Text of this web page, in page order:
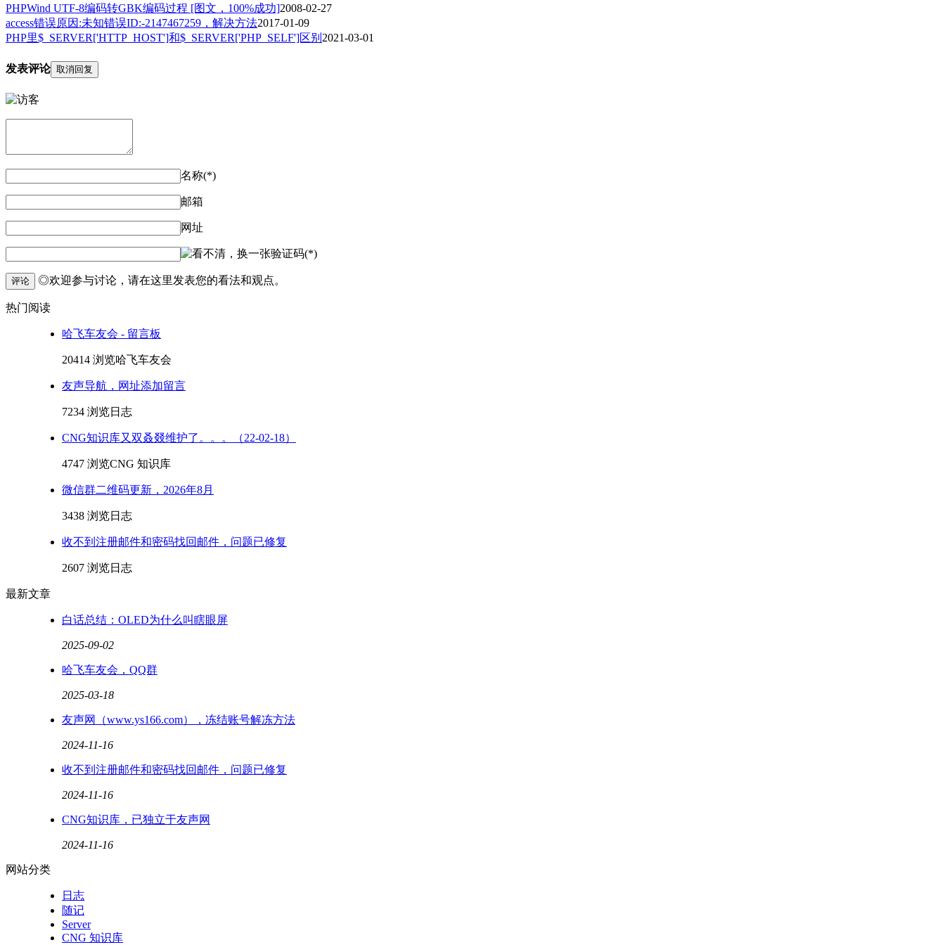
PHPWind UTF-8编码转GBK编码过程 [图文，100%成功]2008-02-27
access错误原因:未知错误ID:-2147467259，解决方法2017-01-09
PHP里$_SERVER['HTTP_HOST']和$_SERVER['PHP_SELF']区别 2021-03-01
发表评论 取消回复
名称(*)
邮箱
网址
验证码(*)
评论 ◎欢迎参与讨论，请在这里发表您的看法和观点。
热门阅读
哈飞车友会 - 留言板
20414 浏览哈飞车友会
友声导航，网址添加留言
7234 浏览日志
CNG知识库又双叒叕维护了。。。（22-02-18）
4747 浏览CNG 知识库
微信群二维码更新，2026年8月
3438 浏览日志
收不到注册邮件和密码找回邮件，问题已修复
2607 浏览日志
最新文章
白话总结：OLED为什么叫瞎眼屏
2025-09-02
哈飞车友会，QQ群
2025-03-18
友声网（www.ys166.com），冻结账号解冻方法
2024-11-16
收不到注册邮件和密码找回邮件，问题已修复
2024-11-16
CNG知识库，已独立于友声网
2024-11-16
网站分类
日志
随记
Server
CNG 知识库